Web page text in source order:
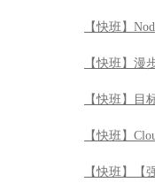
【快班】
【快班】漫
【快班】目
【快班】
【快班】【